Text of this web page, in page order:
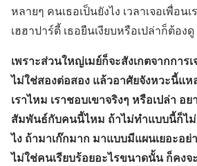
หลายๆ คนเธอเป็นยังไง เวลาเจอเพื่อน
เฮฮาปาร์ตี้ เธอยืนเงียบหรือเปล่าก็ต้องดู
เพราะส่วนใหญ่เมย์ก็จะสังเกตจากการ
ไม่ใช่สองต่อสอง แล้วอาศัยจังหวะนี้แห
เราไหม เราชอบเขาจริงๆ หรือเปล่า อ
สัมพันธ์กับคนนี้ไหม ถ้าไม่ทำแบบนี้ก็ไม่
ไง ถ้ามาเก๊กมาก มาแบบมีแผนเยอะอย่
ไม่ใช่คนเรียบร้อยอะไรขนาดนั้น ก็คงจ